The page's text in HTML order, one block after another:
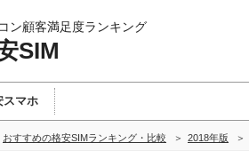
ン顧客満足度ランキング
SIM
スマホ
おすすめの格安SIMランキング・比較 2018年版